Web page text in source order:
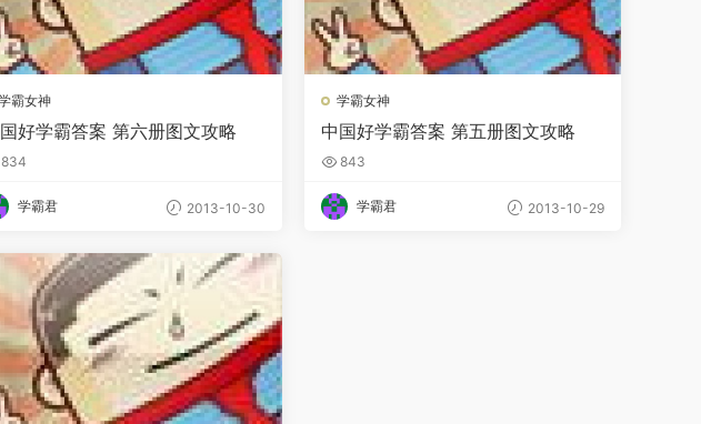
霸女神
好学霸答案 第六册图文攻略
834
学霸君 2013-10-30
学霸女神
中国好学霸答案 第五册图文攻略
843
学霸君 2013-10-29